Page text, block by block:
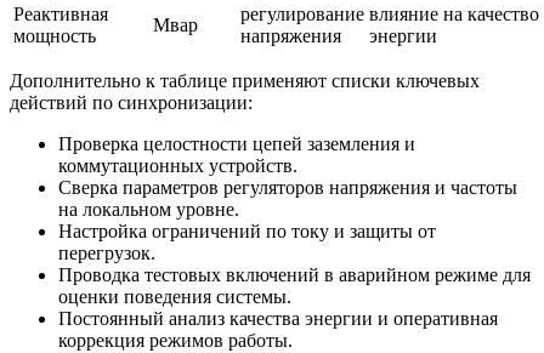
Реактивная
мощность
Мвар
регулирование
напряжения
влияние на качество
энергии
Дополнительно к таблице применяют списки ключевых
действий по синхронизации:
Проверка целостности цепей заземления и
коммутационных устройств.
Сверка параметров регуляторов напряжения и частоты
на локальном уровне.
Настройка ограничений по току и защиты от
перегрузок.
Проводка тестовых включений в аварийном режиме для
оценки поведения системы.
Постоянный анализ качества энергии и оперативная
коррекция режимов работы.